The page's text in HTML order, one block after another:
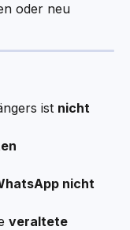
oder neu
ist nicht
nicht
veraltete